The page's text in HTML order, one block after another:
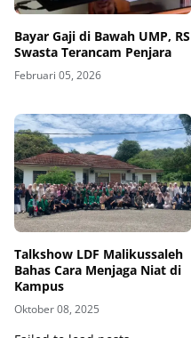
Bayar Gaji di Bawah UMP, RS
Swasta Terancam Penjara
Februari 05, 2026
Talkshow LDF Malikussaleh
Bahas Cara Menjaga Niat di
Kampus
Oktober 08, 2025